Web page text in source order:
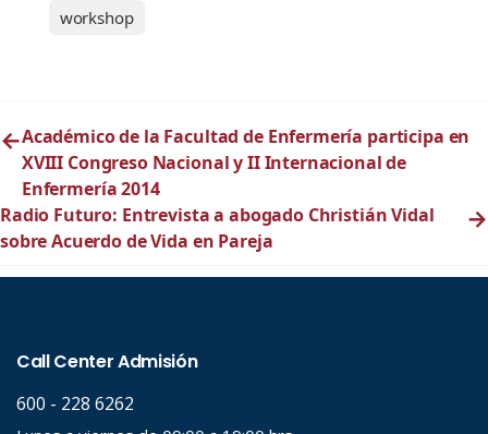
workshop
←Académico de la Facultad de Enfermería participa en
XVIII Congreso Nacional y II Internacional de
Enfermería 2014
Radio Futuro: Entrevista a abogado Christián Vidal
sobre Acuerdo de Vida en Pareja
→